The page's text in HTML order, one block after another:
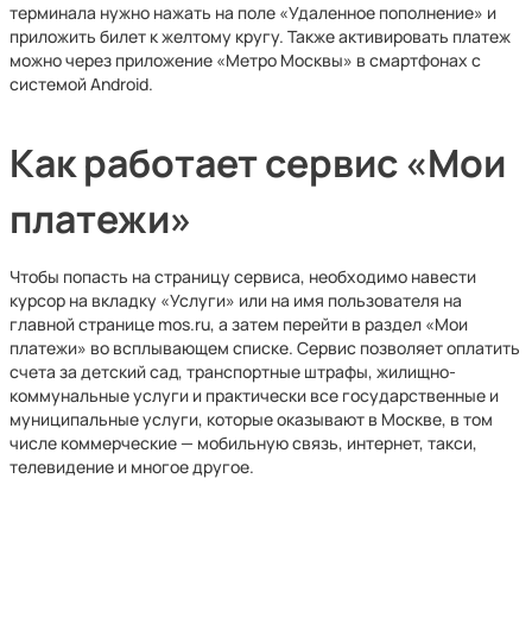
терминала нужно нажать на поле «Удаленное пополнение» и
приложить билет к желтому кругу. Также активировать платеж
можно через приложение «Метро Москвы» в смартфонах с
системой Android.
Как работает сервис «Мои
платежи»
Чтобы попасть на страницу сервиса, необходимо навести
курсор на вкладку «Услуги» или на имя пользователя на
главной странице mos.ru, а затем перейти в раздел «Мои
платежи» во всплывающем списке. Сервис позволяет оплатить
счета за детский сад, транспортные штрафы, жилищно-
коммунальные услуги и практически все государственные и
муниципальные услуги, которые оказывают в Москве, в том
числе коммерческие — мобильную связь, интернет, такси,
телевидение и многое другое.